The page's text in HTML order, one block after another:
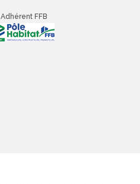
Adhérent FFB